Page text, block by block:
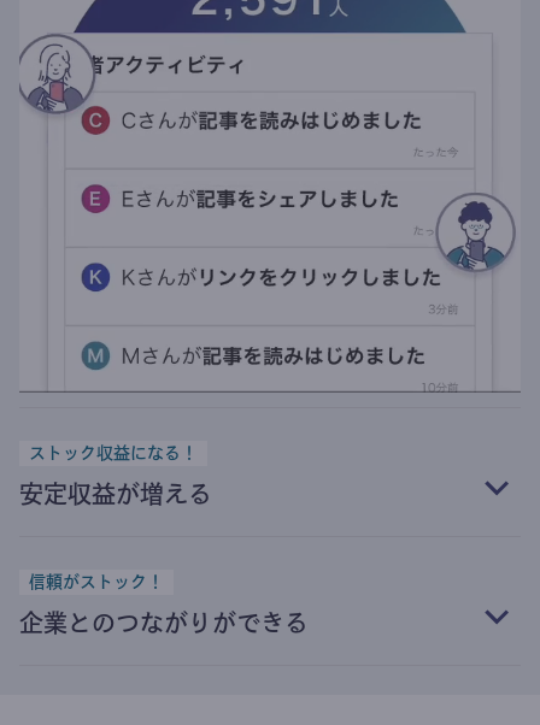
ストック収益になる！
安定収益が増える
信頼がストック！
企業とのつながりができる